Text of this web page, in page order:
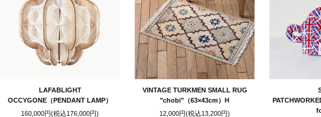
LAFABLIGHT
OCCYGONE（PENDANT LAMP）
160,000円(税込176,000円)
VINTAGE TURKMEN SMALL RUG
"chobi"（63×43cm）H
12,000円(税込13,200円)